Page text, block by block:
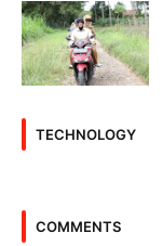
TECHNOLOGY
COMMENTS